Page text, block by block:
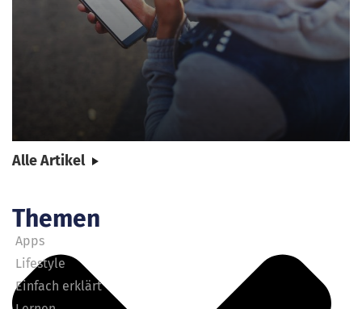
Alle Artikel
Themen
Apps
Lifestyle
Einfach erklärt